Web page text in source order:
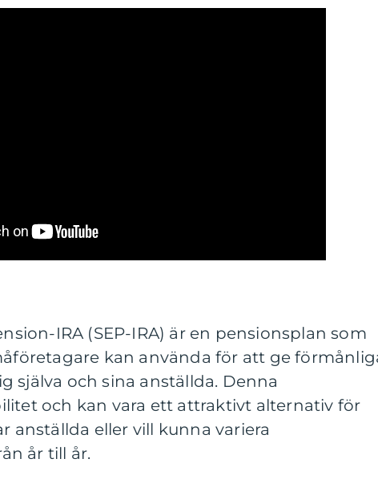
IRA (SEP-IRA) är en pensionsplan som
kan använda för att ge
själva och sina anställda. Denna
och kan vara ett attraktivt alternativ för
anställda eller vill kunna variera
år till år.